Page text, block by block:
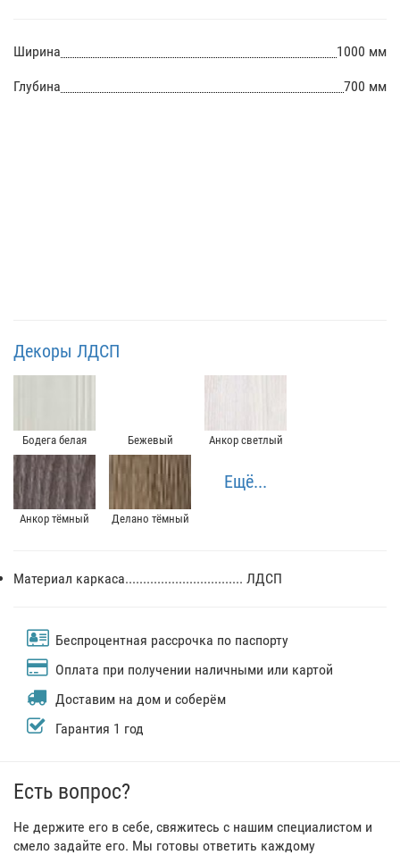
Ширина 1000 мм
Глубина 700 мм
Декоры ЛДСП
Бодега белая Бежевый Анкор светлый
Анкор тёмный Делано тёмный
Ещё...
Материал каркаса................................. ЛДСП
Беспроцентная рассрочка по паспорту
Оплата при получении наличными или картой
Доставим на дом и соберём
Гарантия 1 год
Есть вопрос?
Не держите его в себе, свяжитесь с нашим специалистом и
смело задайте его. Мы готовы ответить каждому